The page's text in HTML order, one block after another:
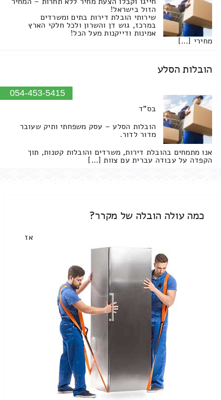
הזול בישראל!
שירותי הובלת דירות בתים ומשרדים
במרכז, גוש דן והשרון ולכל חלקי הארץ
אמינות ודייקנות מעל הכל!
מחירי […]
הובלות הסלע
054-453-5415
בס"ד
הובלות הסלע – עסק משפחתי ותיק שעובר
מדור לדור.
אנו מתמחים בהובלת דירות, משרדים והובלות קטנות, תוך
הקפדה על עבודה עברית עם צוות […]
כמה עולה הובלה של מקרר?
אז